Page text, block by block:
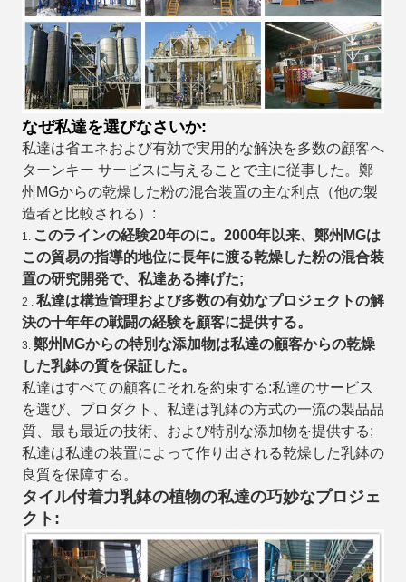
なぜ私達を選びなさいか:
私達は省エネおよび有効で実用的な解決を多数の顧客へ
ターンキー サービスに与えることで主に従事した。鄭
州MGからの乾燥した粉の混合装置の主な利点（他の製
造者と比較される）:
1. このラインの経験20年のに。2000年以来、鄭州MGは
この貿易の指導的地位に長年に渡る乾燥した粉の混合装
置の研究開発で、私達ある捧げた;
2 . 私達は構造管理および多数の有効なプロジェクトの解
決の十年年の戦闘の経験を顧客に提供する。
3. 鄭州MGからの特別な添加物は私達の顧客からの乾燥
した乳鉢の質を保証した。
私達はすべての顧客にそれを約束する:私達のサービス
を選び、プロダクト、私達は乳鉢の方式の一流の製品品
質、最も最近の技術、および特別な添加物を提供する;
私達は私達の装置によって作り出される乾燥した乳鉢の
良質を保障する。
タイル付着力乳鉢の植物の私達の巧妙なプロジェ
クト: